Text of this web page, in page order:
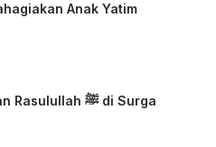
Anak Yatim
Dekat dengan Rasulullah ﷺ di Surga